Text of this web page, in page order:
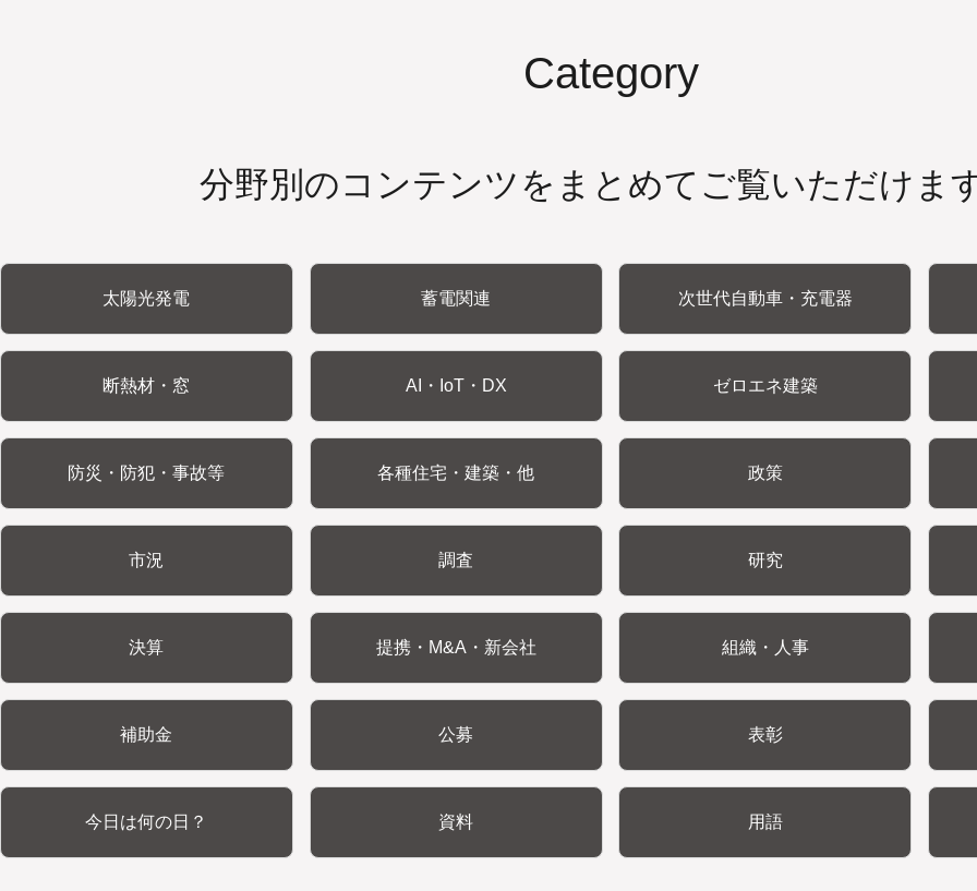
Category
分野別のコンテンツをまとめてご覧いただけま
太陽光発電 蓄電関連 次世代自動車・充電器
断熱材・窓 AI・IoT・DX ゼロエネ建築
防災・防犯・事故等 各種住宅・建築・他 政策
市況 調査 研究
決算 提携・M&A・新会社 組織・人事
補助金 公募 表彰
今日は何の日？ 資料 用語